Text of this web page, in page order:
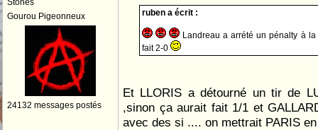
Stones
Gourou Pigeonneux
24132 messages postés
ruben a écrit :
Landreau a arrété un pénalty à
fait 2-0
Et LLORIS a détourné un tir de
,sinon ça aurait fait 1/1 et
avec des si .... on mettrait PARIS